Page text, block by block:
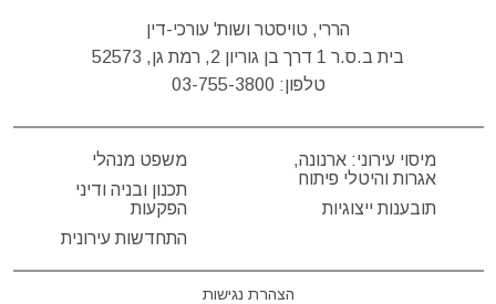
הררי, טויסטר ושות' עורכי-דין
בית ב.ס.ר 1 דרך בן גוריון 2, רמת גן, 52573
טלפון: 03-755-3800
מיסוי עירוני: ארנונה,
אגרות והיטלי פיתוח
תובענות ייצוגיות
משפט מנהלי
תכנון ובניה ודיני
הפקעות
התחדשות עירונית
הצהרת נגישות